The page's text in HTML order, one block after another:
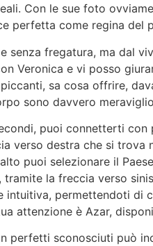
Con le sue foto
perfetta come regina del
senza fregatura, ma dal
Veronica e vi posso
sa cosa offrire,
sono davvero
puoi connetterti con
verso destra che si trova
puoi selezionare il
tramite la freccia verso
intuitiva, permettendoti di
attenzione è Azar,
perfetti sconosciuti può